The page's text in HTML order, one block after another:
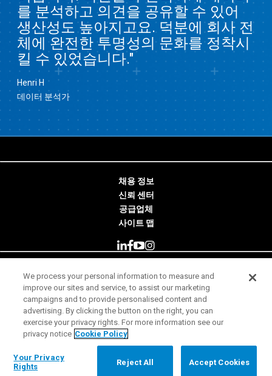
를 분석하고 의견을 공유할 수 있어
생산성도 높아지고요. 덕분에 회사 전
체에 완전한 투명성의 문화를 정착시
킬 수 있었습니다."
Henri H
데이터 분석가
채용 정보
신뢰 센터
공급업체
사이트 맵
© 2026 Minitab, LLC. All Rights Reserved.
사용 약관
개인 정보 보호 고지
법률
We process your personal information to measure and
improve our sites and service, to assist our marketing
campaigns and to provide personalised content and
advertising. By clicking the button on the right, you can
exercise your privacy rights. For more information see our
privacy notice Cookie Policy
Your Privacy
Rights
Reject All Accept Cookies